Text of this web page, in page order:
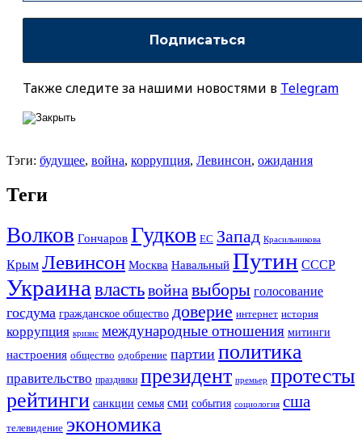
Также следите за нашими новостями в Telegram
Тэги: будущее, война, коррупция, Левинсон, ожидания
Теги
Волков Гончаров Гудков ЕС Запад Красильникова
Крым Левинсон Москва Навальный Путин СССР
Украина властьвойна выборы голосование
госдума гражданское общество доверие интернет история
коррупция кризис международные отношения митинги
настроения общество одобрение партии политика
правительство праздники президент премьер протесты
рейтинги санкции семья сми события социология сша
телевидение экономика